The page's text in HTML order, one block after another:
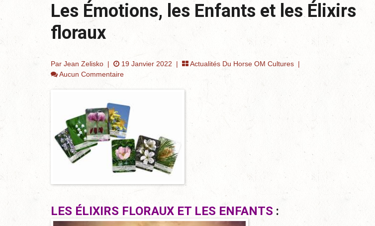
Les Émotions, les Enfants et les Élixirs
floraux
Par Jean Zelisko | 19 Janvier 2022 | Actualités Du Horse OM Cultures |
Aucun Commentaire
LES ÉLIXIRS FLORAUX ET LES ENFANTS :